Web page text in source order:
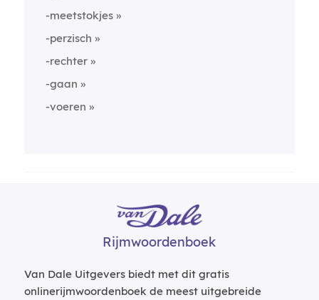
-meetstokjes
-perzisch
-rechter
-gaan
-voeren
Rijmwoordenboek
Van Dale Uitgevers biedt met dit gratis
onlinerijmwoordenboek de meest uitgebreide